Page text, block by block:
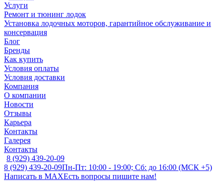
Услуги
Ремонт и тюнинг лодок
Установка лодочных моторов, гарантийное обслуживание и
консервация
Блог
Бренды
Как купить
Условия оплаты
Условия доставки
Компания
О компании
Новости
Отзывы
Карьера
Контакты
Галерея
Контакты
8 (929) 439-20-09
8 (929) 439-20-09Пн-Пт: 10:00 - 19:00; Сб: до 16:00 (МСК +5)
Написать в MAXЕсть вопросы пишите нам!